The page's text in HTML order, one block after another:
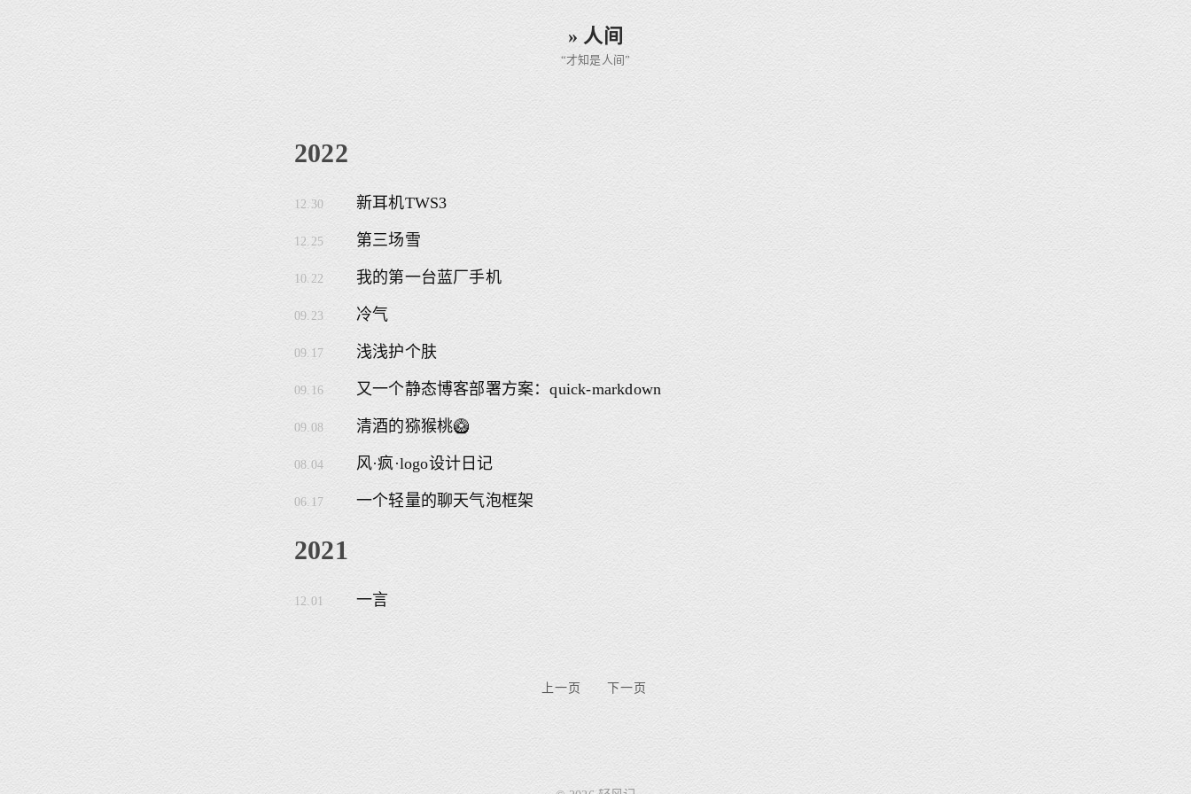
» 人间
“才知是人间”
2022
12.30 新耳机TWS3
12.25 第三场雪
10.22 我的第一台蓝厂手机
09.23 冷气
09.17 浅浅护个肤
09.16 又一个静态博客部署方案：quick-markdown
09.08 清酒的猕猴桃🥝
08.04 风·疯·logo设计日记
06.17 一个轻量的聊天气泡框架
2021
12.01 一言
上一页 下一页